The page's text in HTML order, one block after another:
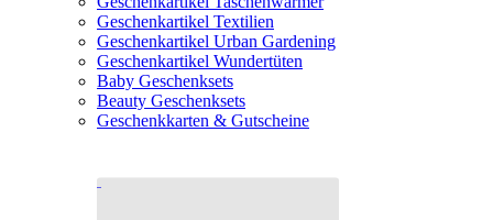
Geschenkartikel Textilien
Geschenkartikel Urban Gardening
Geschenkartikel Wundertüten
Baby Geschenksets
Beauty Geschenksets
Geschenkkarten & Gutscheine